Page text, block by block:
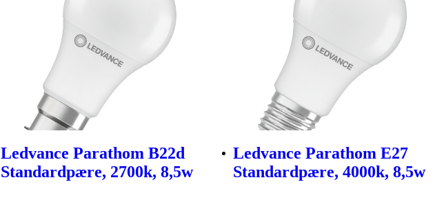
Ledvance Parathom B22d
Standardpære, 2700k, 8,5w
Ledvance Parathom E27
Standardpære, 4000k, 8,5w